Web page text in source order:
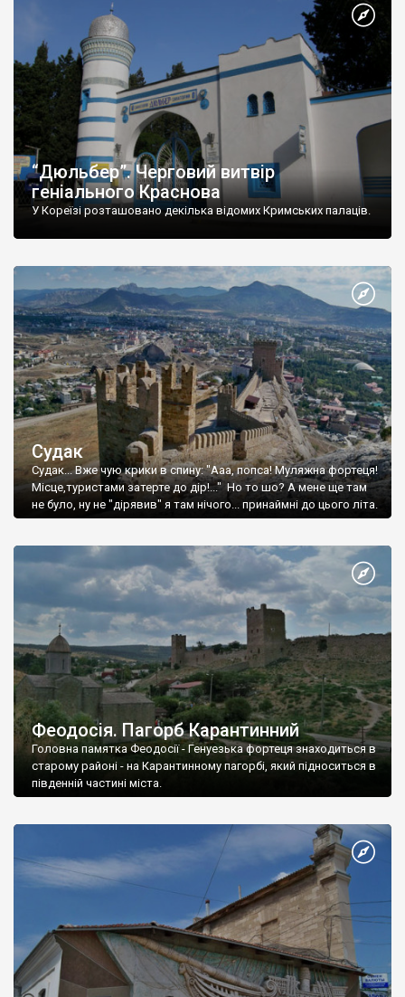
“Дюльбер”. Черговий витвір
геніального Краснова
У Кореїзі розташовано декілька відомих Кримських палаців.
Судак
Судак... Вже чую крики в спину: "Ааа, попса! Муляжна фортеця!
Місце,туристами затерте до дір!..." Но то шо? А мене ще там
не було, ну не "дірявив" я там нічого... принаймні до цього літа.
Феодосія. Пагорб Карантинний
Головна памятка Феодосії - Генуезька фортеця знаходиться в
старому районі - на Карантинному пагорбі, який підноситься в
південній частині міста.